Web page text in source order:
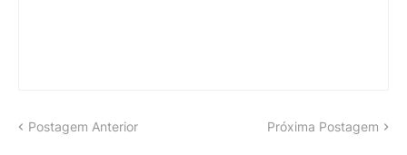
Postagem Anterior Próxima Postagem